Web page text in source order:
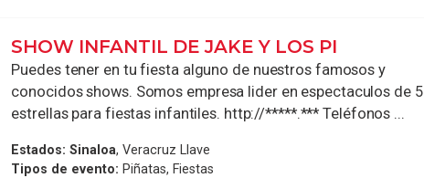
SHOW INFANTIL DE JAKE Y LOS PI
Puedes tener en tu fiesta alguno de nuestros famosos y
conocidos shows. Somos empresa lider en espectaculos de 5
estrellas para fiestas infantiles. http://*****.*** Teléfonos ...
Estados: Sinaloa, Veracruz Llave
Tipos de evento: Piñatas, Fiestas